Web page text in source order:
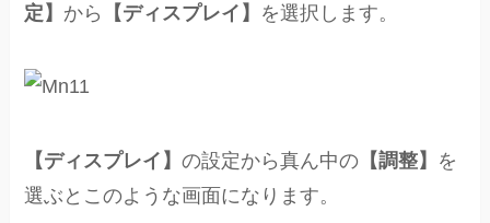
定】 から 【ディスプレイ】 を選択します。
【ディスプレイ】の設定から真ん中の 【調整】 を
選ぶとこのような画面になります。